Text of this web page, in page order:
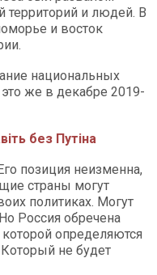
территорий и людей. В
и восток
национальных
же в декабре 2019-
без Путіна
позиция неизменна,
страны могут
политиках. Могут
Россия обречена
определяются
не будет